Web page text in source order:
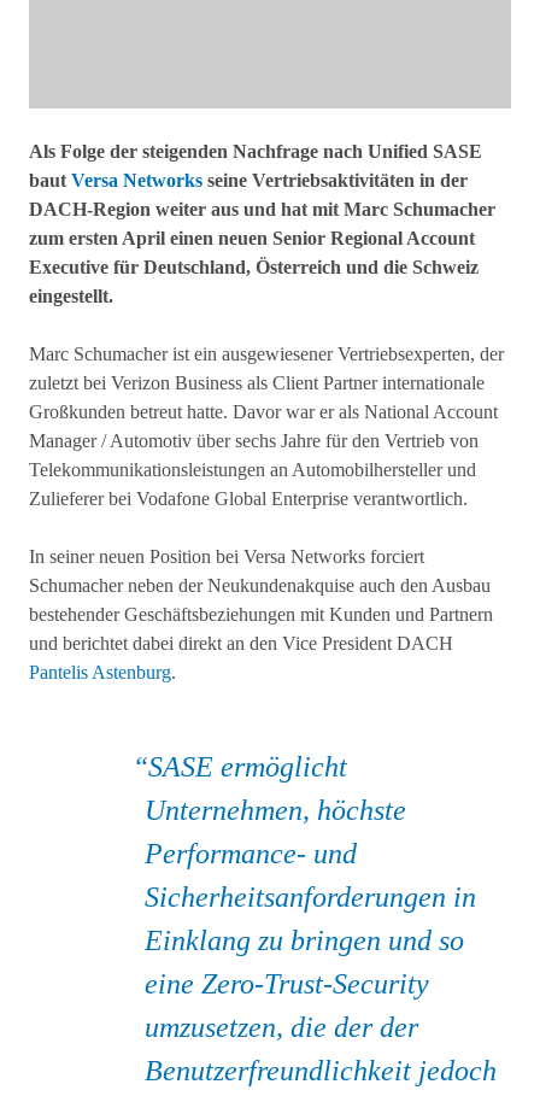
Als Folge der steigenden Nachfrage nach Unified SASE
baut Versa Networks seine Vertriebsaktivitäten in der
DACH-Region weiter aus und hat mit Marc Schumacher
zum ersten April einen neuen Senior Regional Account
Executive für Deutschland, Österreich und die Schweiz
eingestellt.
Marc Schumacher ist ein ausgewiesener Vertriebsexperten, der
zuletzt bei Verizon Business als Client Partner internationale
Großkunden betreut hatte. Davor war er als National Account
Manager / Automotiv über sechs Jahre für den Vertrieb von
Telekommunikationsleistungen an Automobilhersteller und
Zulieferer bei Vodafone Global Enterprise verantwortlich.
In seiner neuen Position bei Versa Networks forciert
Schumacher neben der Neukundenakquise auch den Ausbau
bestehender Geschäftsbeziehungen mit Kunden und Partnern
und berichtet dabei direkt an den Vice President DACH
Pantelis Astenburg.
SASE ermöglicht
Unternehmen, höchste
Performance- und
Sicherheitsanforderungen in
Einklang zu bringen und so
eine Zero-Trust-Security
umzusetzen, die der der
Benutzerfreundlichkeit jedoch